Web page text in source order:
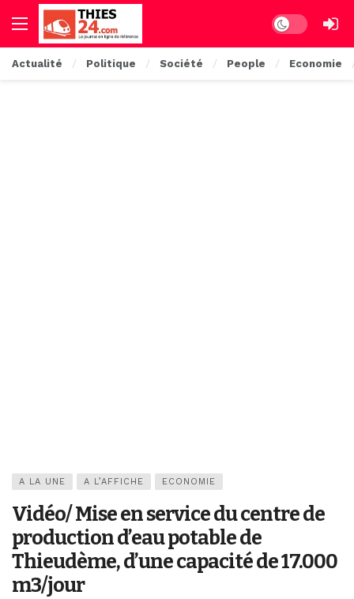
Dark mode
Actualité Politique Société People Economie
A LA UNE A L’AFFICHE ECONOMIE
Vidéo/ Mise en service du centre de
production d’eau potable de
Thieudème, d’une capacité de 17.000
m3/jour